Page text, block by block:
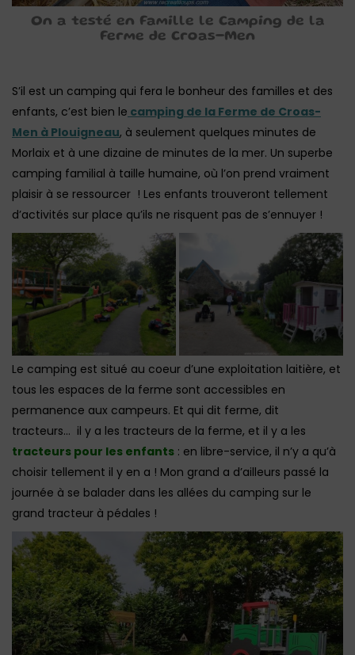
On a testé en Famille le Camping de la
Ferme de Croas-Men
S’il est un camping qui fera le bonheur des familles et des
enfants, c’est bien le camping de la Ferme de Croas-
Men à Plouigneau, à seulement quelques minutes de
Morlaix et à une dizaine de minutes de la mer. Un superbe
camping familial à taille humaine, où l’on prend vraiment
plaisir à se ressourcer ! Les enfants trouveront tellement
d’activités sur place qu’ils ne risquent pas de s’ennuyer !
Le camping est situé au coeur d’une exploitation laitière, et
tous les espaces de la ferme sont accessibles en
permanence aux campeurs. Et qui dit ferme, dit
tracteurs… il y a les tracteurs de la ferme, et il y a les
tracteurs pour les enfants : en libre-service, il n’y a qu’à
choisir tellement il y en a ! Mon grand a d’ailleurs passé la
journée à se balader dans les allées du camping sur le
grand tracteur à pédales !